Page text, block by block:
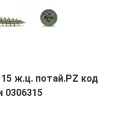
15 ж.ц. потай.PZ код
0306315